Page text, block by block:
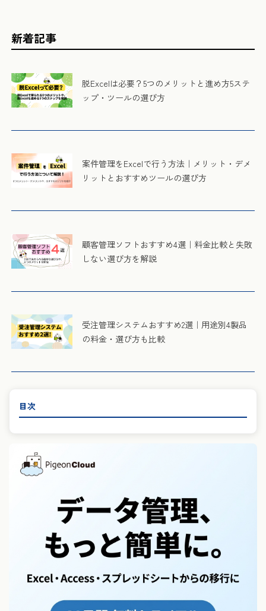
新着記事
脱Excelは必要？5つのメリットと進め方5ステ
ップ・ツールの選び方
案件管理をExcelで行う方法｜メリット・デメ
リットとおすすめツールの選び方
顧客管理ソフトおすすめ4選｜料金比較と失敗
しない選び方を解説
受注管理システムおすすめ2選｜用途別4製品
の料金・選び方も比較
目次